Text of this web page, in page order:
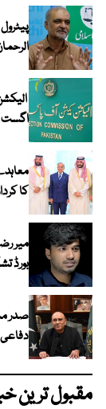
اگست
کا
میر
بورڈ
صدر
مقبول ترین